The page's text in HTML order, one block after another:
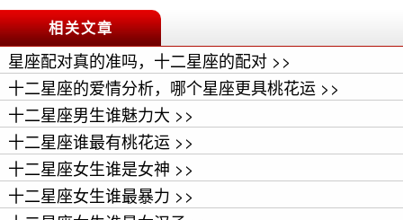
相关文章
星座配对真的准吗，十二星座的配对 >>
十二星座的爱情分析，哪个星座更具桃花运 >>
十二星座男生谁魅力大 >>
十二星座谁最有桃花运 >>
十二星座女生谁是女神 >>
十二星座女生谁最暴力 >>